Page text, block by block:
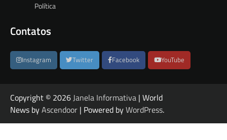
Política
Contatos
Instagram Twitter Facebook YouTube
Copyright © 2026Janela Informativa | World
News byAscendoor | Powered byWordPress.